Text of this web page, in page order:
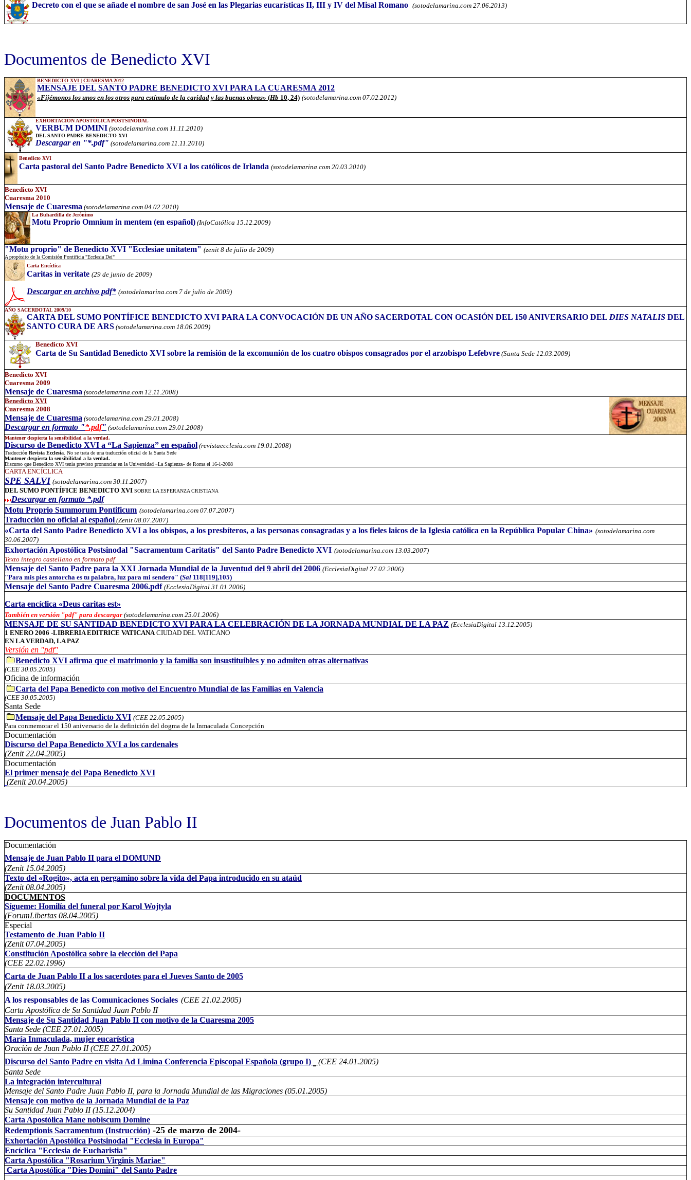
Decreto con el que se añade el nombre de san José en las Plegarias eucarísticas II, III y IV del Misal Romano (sotodelamarina.com 27.06.2013)
Documentos de Benedicto XVI
BENEDICTO XVI | CUARESMA 2012
MENSAJE DEL SANTO PADRE BENEDICTO XVI PARA LA CUARESMA 2012
«Fijémonos los unos en los otros para estímulo de la caridad y las buenas obras» (Hb 10, 24) (sotodelamarina.com 07.02.2012)
EXHORTACIÓN APOSTÓLICA POSTSINODAL
VERBUM DOMINI (sotodelamarina.com 11.11.2010)
DEL SANTO PADRE BENEDICTO XVI
Descargar en "*.pdf" (sotodelamarina.com 11.11.2010)
Benedicto XVI
Carta pastoral del Santo Padre Benedicto XVI a los católicos de Irlanda (sotodelamarina.com 20.03.2010)
Benedicto XVI
Cuaresma 2010
Mensaje de Cuaresma (sotodelamarina.com 04.02.2010)
La Buhardilla de Jerónimo
Motu Proprio Omnium in mentem (en español) (InfoCatólica 15.12.2009)
"Motu proprio" de Benedicto XVI "Ecclesiae unitatem" (zenit 8 de julio de 2009)
A propósito de la Comisión Pontificia "Ecclesia Dei"
Carta Encíclica
Caritas in veritate (29 de junio de 2009)
Descargar en archivo pdf* (sotodelamarina.com 7 de julio de 2009)
AÑO SACERDOTAL 2009/10
CARTA DEL SUMO PONTÍFICE BENEDICTO XVI PARA LA CONVOCACIÓN DE UN AÑO SACERDOTAL CON OCASIÓN DEL 150 ANIVERSARIO DEL DIES NATALIS DEL
SANTO CURA DE ARS (sotodelamarina.com 18.06.2009)
Benedicto XVI
Carta de Su Santidad Benedicto XVI sobre la remisión de la excomunión de los cuatro obispos consagrados por el arzobispo Lefebvre (Santa Sede 12.03.2009)
Benedicto XVI
Cuaresma 2009
Mensaje de Cuaresma (sotodelamarina.com 12.11.2008)
Benedicto XVI
Cuaresma 2008
Mensaje de Cuaresma (sotodelamarina.com 29.01.2008)
Descargar en formato "*.pdf" (sotodelamarina.com 29.01.2008)
Mantener despierta la sensibilidad a la verdad.
Discurso de Benedicto XVI a “La Sapienza” en español (revistaecclesia.com 19.01.2008)
Traducción Revista Ecclesia . No se trata de una traducción oficial de la Santa Sede
Mantener despierta la sensibilidad a la verdad.
Discurso que Benedicto XVI tenía previsto pronunciar en la Universidad «La Sapienza» de Roma el 16-1-2008
CARTA ENCÍCLICA
SPE SALVI (sotodelamarina.com 30.11.2007)
DEL SUMO PONTÍFICE BENEDICTO XVI SOBRE LA ESPERANZA CRISTIANA
Descargar en formato *.pdf
Motu Proprio Summorum Pontificum (sotodelamarina.com 07.07.2007)
Traducción no oficial al español (Zenit 08.07.2007)
«Carta del Santo Padre Benedicto XVI a los obispos, a los presbíteros, a las personas consagradas y a los fieles laicos de la Iglesia católica en la República Popular China» (sotodelamarina.com
30.06.2007)
Exhortación Apostólica Postsinodal "Sacramentum Caritatis" del Santo Padre Benedicto XVI (sotodelamarina.com 13.03.2007)
Texto íntegro castellano en formato pdf
Mensaje del Santo Padre para la XXI Jornada Mundial de la Juventud del 9 abril del 2006 (EcclesiaDigital 27.02.2006)
"Para mis pies antorcha es tu palabra, luz para mi sendero" (Sal 118[119],105)
Mensaje del Santo Padre Cuaresma 2006.pdf (EcclesiaDigital 31.01.2006)
Carta encíclica «Deus caritas est»
También en versión "pdf" para descargar (sotodelamarina.com 25.01.2006)
MENSAJE DE SU SANTIDAD BENEDICTO XVI PARA LA CELEBRACIÓN DE LA JORNADA MUNDIAL DE LA PAZ (EcclesiaDigital 13.12.2005)
1 ENERO 2006 -LIBRERIA EDITRICE VATICANA CIUDAD DEL VATICANO
ENLA VERDAD, LA PAZ
Versión en "pdf"
Benedicto XVI afirma que el matrimonio y la familia son insustituibles y no admiten otras alternativas
(CEE 30.05.2005)
Oficina de información
Carta del Papa Benedicto con motivo del Encuentro Mundial de las Familias en Valencia
(CEE 30.05.2005)
Santa Sede
Mensaje del Papa Benedicto XVI (CEE 22.05.2005)
Para conmemorar el 150 aniversario de la definición del dogma de la Inmaculada Concepción
Documentación
Discurso del Papa Benedicto XVI a los cardenales
(Zenit22.04.2005)
Documentación
El primer mensaje del Papa Benedicto XVI
(Zenit20.04.2005)
Documentos de Juan Pablo II
Documentación
Mensaje de Juan Pablo II para el DOMUND
(Zenit 15.04.2005)
Texto del «Rogito», acta en pergamino sobre la vida del Papa introducido en su ataúd
(Zenit08.04.2005)
DOCUMENTOS
Sígueme: Homilía del funeral por Karol Wojtyla
(ForumLibertas 08.04.2005)
Especial
Testamento de Juan Pablo II
(Zenit07.04.2005)
Constitución Apostólica sobre la elección del Papa
(CEE 22.02.1996)
Carta de Juan Pablo II a los sacerdotes para el Jueves Santo de 2005
(Zenit 18.03.2005)
A los responsables de las Comunicaciones Sociales (CEE 21.02.2005)
Carta Apostólica de Su Santidad Juan Pablo II
Mensaje de Su Santidad Juan Pablo II con motivo de la Cuaresma 2005
Santa Sede (CEE 27.01.2005)
María Inmaculada, mujer eucarística
Oración de Juan Pablo II (CEE 27.01.2005)
Discurso del Santo Padre en visita Ad Limina Conferencia Episcopal Española (grupo I)
(CEE 24.01.2005)
Santa Sede
La integración intercultural
Mensaje del Santo Padre Juan Pablo II, para la Jornada Mundial de las Migraciones (05.01.2005)
Mensaje con motivo de la Jornada Mundial de la Paz
Su Santidad Juan Pablo II (15.12.2004)
Carta Apostólica Mane nobiscum Domine
Redemptionis Sacramentum (Instrucción) -25 de marzo de 2004-
Exhortación Apostólica Postsinodal "Ecclesia in Europa"
Encíclica "Ecclesia de Eucharistia"
Carta Apostólica "Rosarium Virginis Mariae"
Carta Apostólica "Dies Domini" del Santo Padre